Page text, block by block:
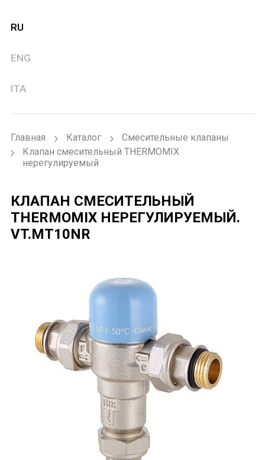
RU
ENG
ITA
Главная Каталог
Смесительные клапаны
Клапан смесительный THERMOMIX
нерегулируемый
КЛАПАН СМЕСИТЕЛЬНЫЙ
THERMOMIX НЕРЕГУЛИРУЕМЫЙ.
VT.MT10NR